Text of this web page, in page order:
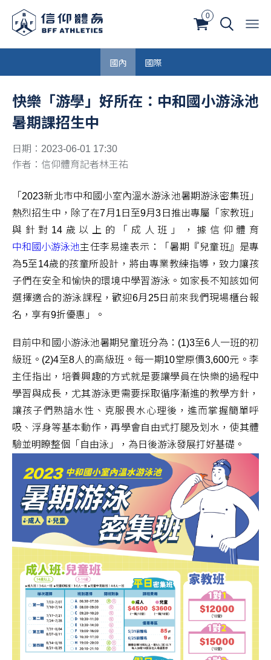
0
國內 國際
快樂「游學」好所在：中和國小游泳池
暑期課招生中
日期：2023-06-01 17:30
作者：信仰體育記者林王祐
「2023新北市中和國小室內溫水游泳池暑期游泳密集班」
熱烈招生中，除了在7月1日至9月3日推出專屬「家教班」
與針對14歲以上的「成人班」，據信仰體育
中和國小游泳池主任李易達表示：「暑期『兒童班』是專
為5至14歲的孩童所設計，將由專業教練指導，致力讓孩
子們在安全和愉快的環境中學習游泳。如家長不知該如何
選擇適合的游泳課程，歡迎6月25日前來我們現場櫃台報
名，享有9折優惠」。
目前中和國小游泳池暑期兒童班分為：(1)3至6人一班的初
級班。(2)4至8人的高級班。每一期10堂原價3,600元。李
主任指出，培養興趣的方式就是要讓學員在快樂的過程中
學習與成長，尤其游泳更需要採取循序漸進的教學方針，
讓孩子們熟諳水性、克服畏水心理後，進而掌握簡單呼
吸、浮身等基本動作，再學會自由式打腿及划水，使其體
驗並明瞭整個「自由泳」，為日後游泳發展打好基礎。